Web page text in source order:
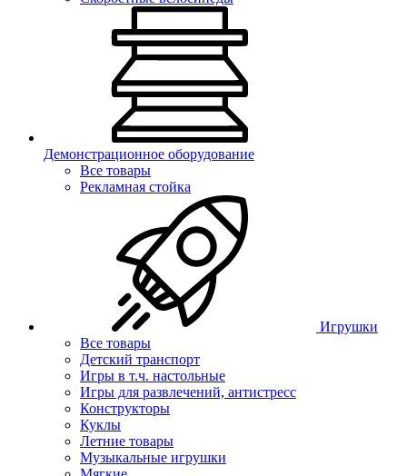
Демонстрационное оборудование
Все товары
Рекламная стойка
Игрушки
Все товары
Детский транспорт
Игры в т.ч. настольные
Игры для развлечений, антистресс
Конструкторы
Куклы
Летние товары
Музыкальные игрушки